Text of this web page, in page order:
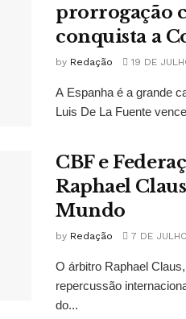
prorrogação
conquista a
by Redação 19 DE
A Espanha é a grande
Luis De La Fuente
CBF e
Raphael
Mundo
by Redação 7 DE
O árbitro Raphael
repercussão
do...